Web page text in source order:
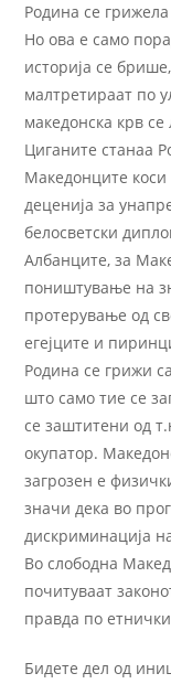
Родина се
Но ова е само
историја се
малтретираат по
македонска крв
Циганите станаа
Македонците коси
деценија за
белосветски
Албанците, за
поништување на
протерување од
егејците и
Родина се грижи
што само тие се
се заштитени од
окупатор.
загрозен е
значи дека во
дискриминација
Во слободна
почитуваат
правда по
Бидете дел од